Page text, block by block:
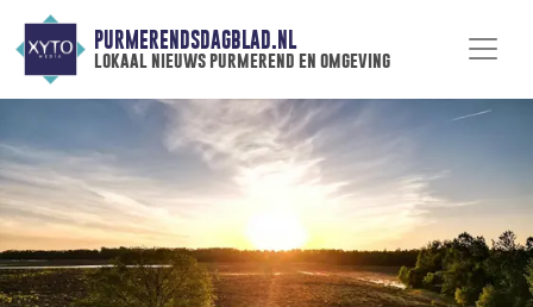
PURMERENDSDAGBLAD.NL
lokaal nieuws purmerend en omgeving